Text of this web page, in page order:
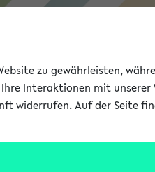
zu gewährleisten,
Interaktionen mit unserer
widerrufen. Auf der Seite